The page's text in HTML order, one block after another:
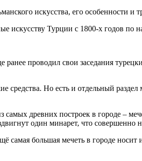
искусства, его особенности и
искусству Турции с 1800-х годов по
проводил свои заседания
Но есть и отдельный
древних построек в городе –
один минарет, что совершенно
самая большая мечеть в городе